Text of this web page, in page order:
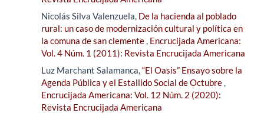
Nicolás Silva Valenzuela, De la hacienda al poblado
rural: un caso de modernización cultural y política en
la comuna de san clemente, Encrucijada Americana:
Vol. 4 Núm. 1 (2011): Revista Encrucijada Americana
Luz Marchant Salamanca,“El Oasis” Ensayo sobre la
Agenda Pública y el Estallido Social de Octubre,
Encrucijada Americana: Vol. 12 Núm. 2 (2020):
Revista Encrucijada Americana